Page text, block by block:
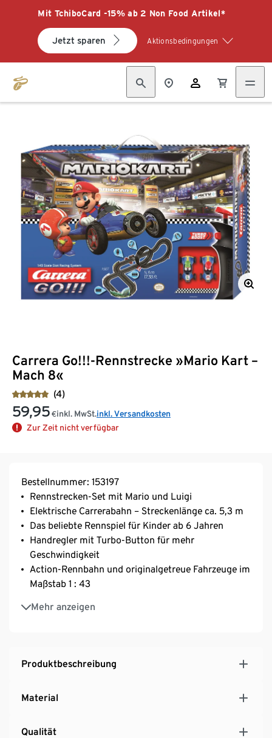
Mit TchiboCard -15% ab 2 Non Food Artikel*
Jetzt sparen Aktionsbedingungen
Carrera Go!!!-Rennstrecke »Mario Kart –
Mach 8«
(4)
59,95 €inkl. MwSt.inkl. Versandkosten
Zur Zeit nicht verfügbar
Bestellnummer: 153197
Rennstrecken-Set mit Mario und Luigi
Elektrische Carrerabahn – Streckenlänge ca. 5,3 m
Das beliebte Rennspiel für Kinder ab 6 Jahren
Handregler mit Turbo-Button für mehr
Geschwindigkeit
Action-Rennbahn und originalgetreue Fahrzeuge im
Maßstab 1 : 43
Mehr anzeigen
Schienenelemente für actiongeladenen Fahrspaß
Super Mario und Carrera – 2 Klassiker treffen sich
Produktbeschreibung
Material
Qualität